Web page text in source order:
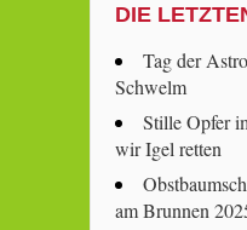
DIE
Tag der
Schwelm
Stille Opfer
wir Igel retten
am Brunnen